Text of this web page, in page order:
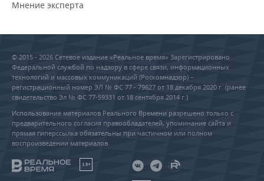
Мнение эксперта
© 2015 - 2026 Сетевое издание «Реальное время» Зарегистрировано
Федеральной службой по надзору в сфере связи, информационных
технологий и массовых коммуникаций (Роскомнадзор) –
регистрационный номер ЭЛ № ФС 77 - 79627 от 18 декабря 2020 г. (ранее
свидетельство Эл № ФС 77-59331 от 18 сентября 2014 г.)
Использование материалов Реального Времени разрешено только с
предварительного согласия правообладателей, упоминание сайта и
прямая гиперссылка обязательны при частичном или полном
воспроизведении материалов.
18+